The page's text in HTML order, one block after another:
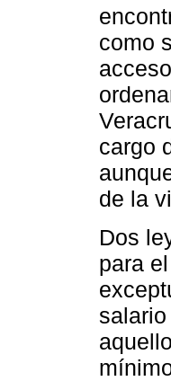
como
cargo
de la
Dos
para